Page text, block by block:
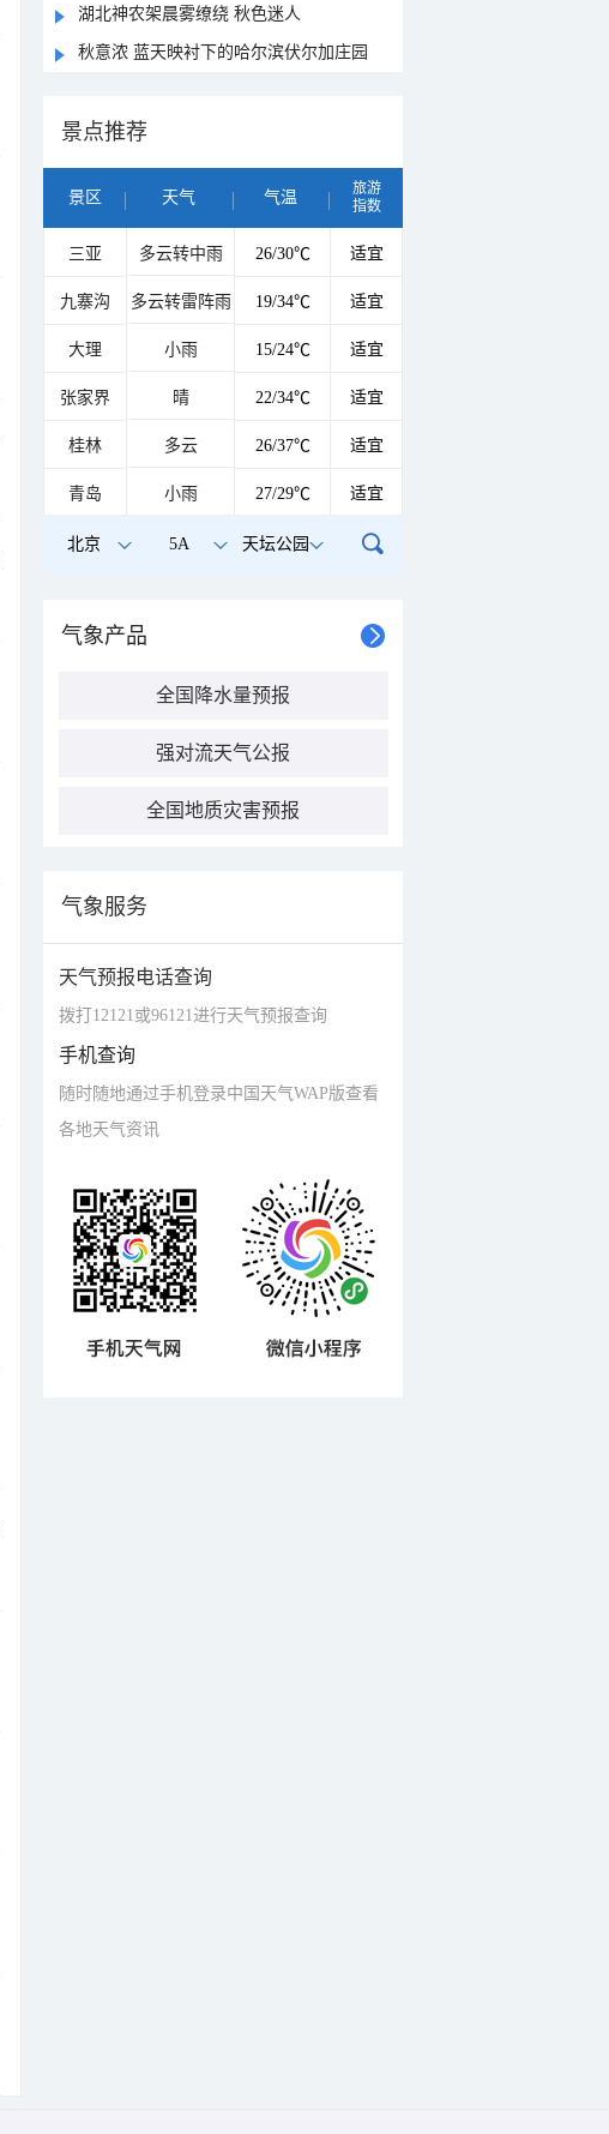
湖北神农架晨雾缭绕 秋色迷人
秋意浓 蓝天映衬下的哈尔滨伏尔加庄园
景点推荐
景区 天气 气温
旅游
指数
三亚 多云转中雨 26/30℃ 适宜
九寨沟 多云转雷阵雨 19/34℃ 适宜
大理 小雨 15/24℃ 适宜
张家界 晴 22/34℃ 适宜
桂林 多云 26/37℃ 适宜
青岛 小雨 27/29℃ 适宜
北京 5A 天坛公园
气象产品
全国降水量预报
强对流天气公报
全国地质灾害预报
气象服务
天气预报电话查询
拨打12121或96121进行天气预报查询
手机查询
随时随地通过手机登录中国天气WAP版查看
各地天气资讯